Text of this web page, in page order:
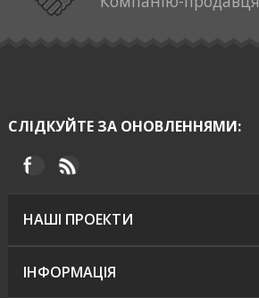
СЛІДКУЙТЕ ЗА ОНОВЛЕННЯМИ:
НАШІ ПРОЕКТИ
ІНФОРМАЦІЯ